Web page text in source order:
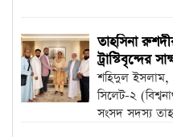
তাহসিনা
ট্রাস্টিবৃন্দের
শ‌হিদুল ইসলাম,
সিলেট-২
সংসদ সদস্য